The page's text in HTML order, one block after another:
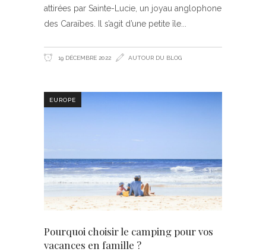
attirées par Sainte-Lucie, un joyau anglophone
des Caraïbes. Il s’agit d’une petite île
19 DÉCEMBRE 2022 AUTOUR DU BLOG
EUROPE
Pourquoi choisir le camping pour vos
vacances en famille ?